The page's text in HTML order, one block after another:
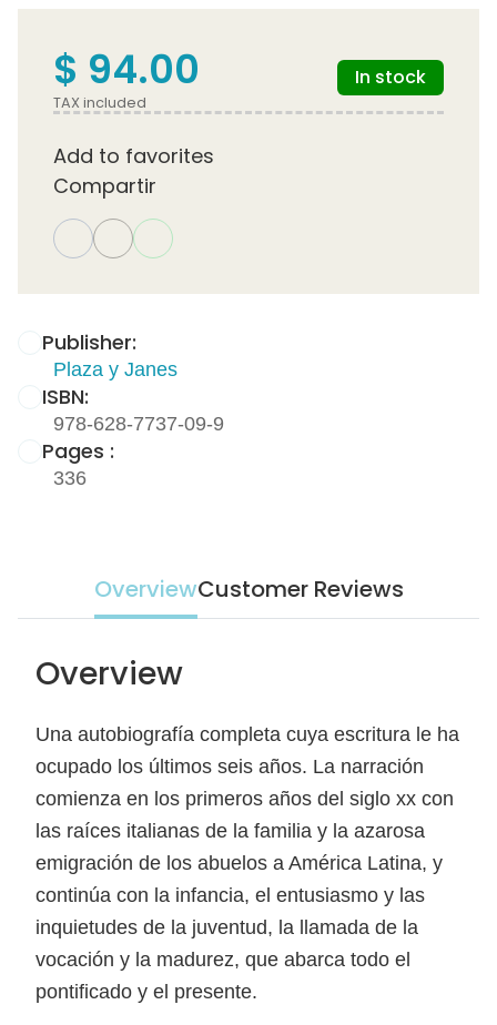
Publisher:
Plaza y Janes
ISBN:
978-628-7737-09-9
Pages :
336
$ 94.00
TAX included
In stock
Add to favorites
Compartir
OverviewCustomer Reviews
Overview
Una autobiografía completa cuya escritura le ha
ocupado los últimos seis años. La narración
comienza en los primeros años del siglo xx con
las raíces italianas de la familia y la azarosa
emigración de los abuelos a América Latina, y
continúa con la infancia, el entusiasmo y las
inquietudes de la juventud, la llamada de la
vocación y la madurez, que abarca todo el
pontificado y el presente.